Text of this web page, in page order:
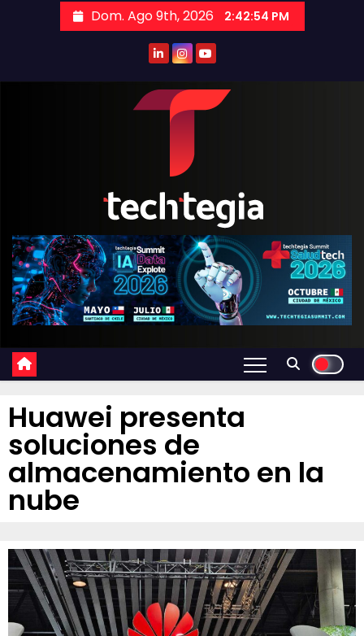
Dom. Ago 9th, 2026 2:42:54 PM
Huawei presenta
soluciones de
almacenamiento en la
nube